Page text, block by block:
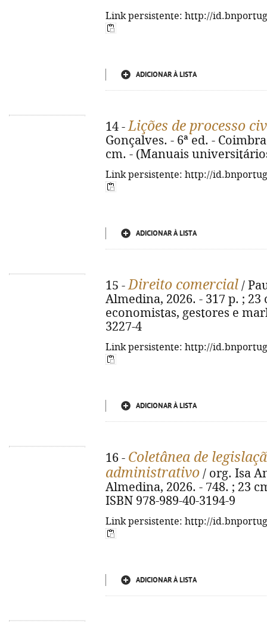
Link persistente: http://
ADICIONAR À LISTA
14 -Lições de processo
Gonçalves. - 6ª ed. -
cm. - (Manuais
Link persistente: http://
ADICIONAR À LISTA
15 -Direito comercial /
Almedina, 2026. - 317 p. ;
economistas, gestores e
3227-4
Link persistente: http://
ADICIONAR À LISTA
16 - Coletânea de
administrativo / org. Isa
Almedina, 2026. - 748. ; 23
ISBN 978-989-40-3194-9
Link persistente: http://
ADICIONAR À LISTA